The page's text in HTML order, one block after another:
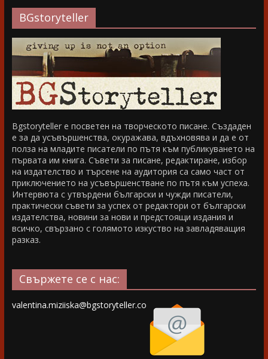
BGstoryteller
Bgstoryteller е посветен на творческото писане. Създаден
е за да усъвършенства, окуражава, вдъхновява и да е от
полза на младите писатели по пътя към публикуването на
първата им книга. Съвети за писане, редактиране, избор
на издателство и търсене на аудитория са само част от
приключението на усъвършенстване по пътя към успеха.
Интервюта с утвърдени български и чужди писатели,
практически съвети за успех от редактори от български
издателства, новини за нови и предстоящи издания и
всичко, свързано с голямото изкуство на завладяващия
разказ.
Свържете се с нас:
valentina.miziiska@bgstoryteller.co